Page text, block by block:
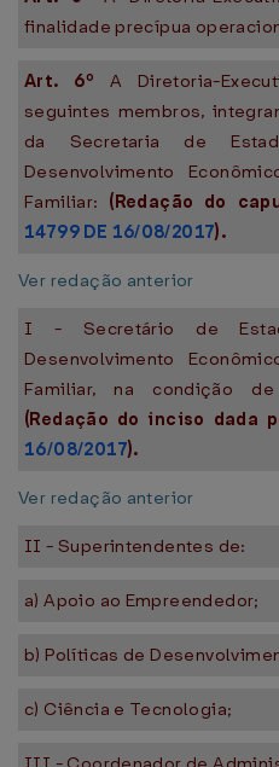
finalidade precípua
Art. 6º A Diretoria-
seguintes membros,
da Secretaria de
Desenvolvimento
Familiar: (Redação do
14799 DE 16/08/2017).
Ver redação anterior
I - Secretário de
Desenvolvimento
Familiar, na condição
(Redação do inciso dada
16/08/2017).
Ver redação anterior
II - Superintendentes de:
a) Apoio ao Empreendedor;
b) Políticas de
c) Ciência e Tecnologia;